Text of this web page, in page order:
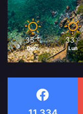
35 ℃
Dom
33 ℃
Lun